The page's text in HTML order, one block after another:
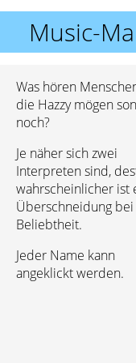
Music-
Was hören
die Hazzy mögen
noch?
Je näher sich zwei
Interpreten sind,
wahrscheinlicher ist
Überschneidung
Beliebtheit.
Jeder Name kann
angeklickt werden.